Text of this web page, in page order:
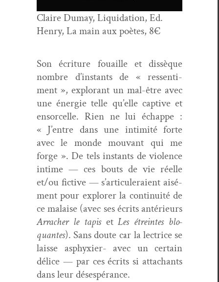
Claire Dumay, Liq­ui­da­tion, Ed.
Hen­ry, La main aux poètes, 8€
Son écri­t­ure fouaille et dis­sèque
nom­bre d’instants de « ressen­ti­
ment », explo­rant un mal-être avec
une énergie telle qu’elle cap­tive et
ensor­celle. Rien ne lui échappe :
« J’entre dans une intim­ité forte
avec le monde mou­vant qui me
forge ». De tels instants de vio­lence
intime — ces bouts de vie réelle
et/ou fic­tive — s’articuleraient aisé­
ment pour explor­er la con­ti­nu­ité de
ce malaise (avec ses écrits antérieurs
Arracher le tapisetLes étreintes blo­
quantes). Sans doute car la lec­trice se
laisse asphyx­i­er- avec un cer­tain
délice — par ces écrits si attachants
dans leur désespérance.